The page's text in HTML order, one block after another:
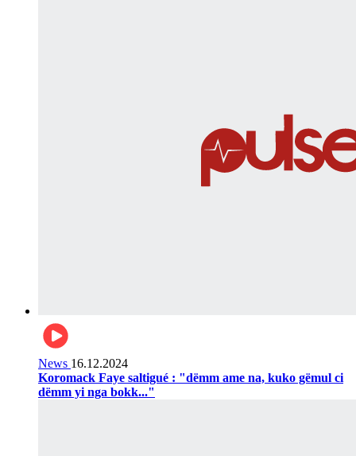
News 16.12.2024
Koromack Faye saltigué : "dëmm ame na, kuko gëmul ci
dëmm yi nga bokk..."